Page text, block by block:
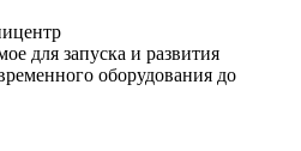
для запуска и развития
оборудования до